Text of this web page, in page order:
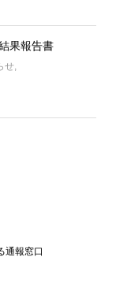
果報告書
せ,
通報窓⼝